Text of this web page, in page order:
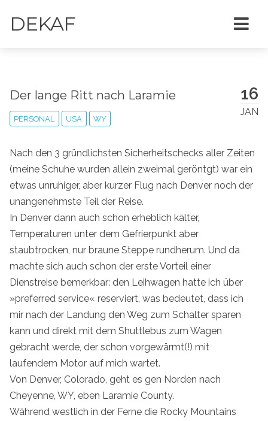
DEKAF
16
JAN
Der lange Ritt nach Laramie
PERSONAL USA WY
Nach den 3 gründlichsten Sicherheitschecks aller Zeiten
(meine Schuhe wurden allein zweimal geröntgt) war ein
etwas unruhiger, aber kurzer Flug nach Denver noch der
unangenehmste Teil der Reise.
In Denver dann auch schon erheblich kälter,
Temperaturen unter dem Gefrierpunkt aber
staubtrocken, nur braune Steppe rundherum. Und da
machte sich auch schon der erste Vorteil einer
Dienstreise bemerkbar: den Leihwagen hatte ich über
»preferred service« reserviert, was bedeutet, dass ich
mir nach der Landung den Weg zum Schalter sparen
kann und direkt mit dem Shuttlebus zum Wagen
gebracht werde, der schon vorgewärmt(!) mit
laufendem Motor auf mich wartet.
Von Denver, Colorado, geht es gen Norden nach
Cheyenne, WY, eben Laramie County.
Während westlich in der Ferne die Rocky Mountains